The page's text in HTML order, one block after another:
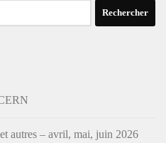
autres – avril, mai, juin 2026